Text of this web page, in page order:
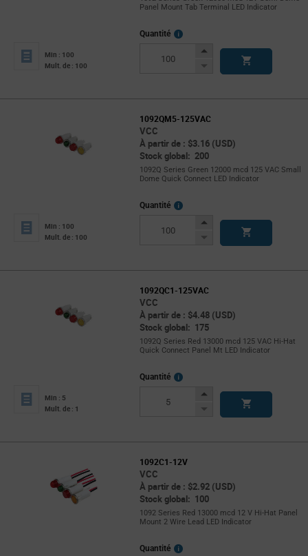
Panel Mount Tab Terminal LED Indicator
Min : 100
Mult. de : 100
Quantité
More
Increase
Decrease
1092QM5-125VAC
VCC
À partir de : $3.16 (USD)
Stock global: 200
1092Q Series Green 12000 mcd 125 VAC Small
Dome Quick Connect LED Indicator
Min : 100
Mult. de : 100
Quantité
More
Increase
Decrease
1092QC1-125VAC
VCC
À partir de : $4.48 (USD)
Stock global: 175
1092Q Series Red 13000 mcd 125 VAC Hi-Hat
Quick Connect Panel Mt LED Indicator
Min : 5
Mult. de : 1
Quantité
More
Increase
Decrease
1092C1-12V
VCC
À partir de : $2.92 (USD)
Stock global: 100
1092 Series Red 13000 mcd 12 V Hi-Hat Panel
Mount 2 Wire Lead LED Indicator
Quantité
More